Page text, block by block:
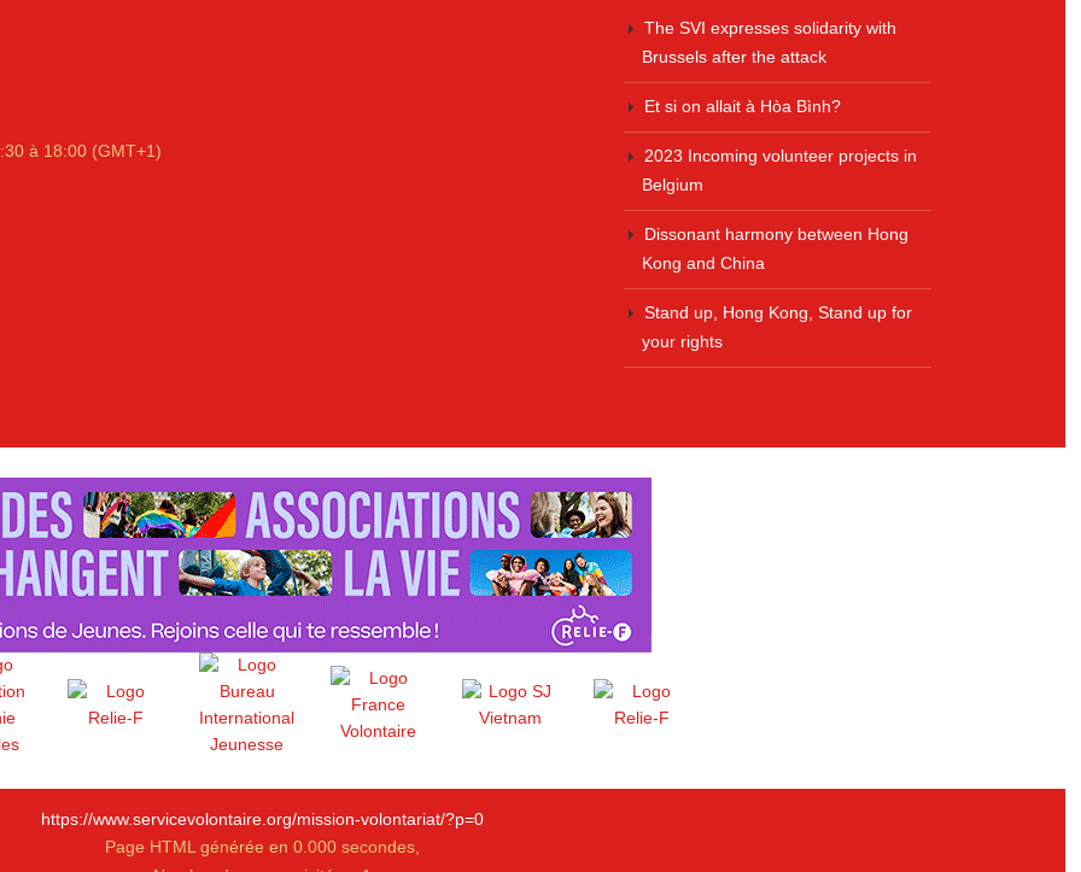
à 18:00 (GMT+1)
The SVI expresses solidarity with
Brussels after the attack
Et si on allait à Hòa Bình?
2023 Incoming volunteer projects in
Belgium
Dissonant harmony between Hong
Kong and China
Stand up, Hong Kong, Stand up for
your rights
https://www.servicevolontaire.org/mission-volontariat/?p=0
Page HTML générée en 0.000 secondes,